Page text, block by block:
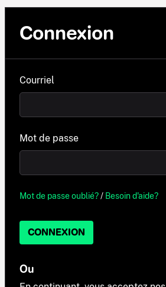
Connexion
Courriel
Mot de passe
Mot de passe oublié?/ Besoin d'aide?
CONNEXION
Ou